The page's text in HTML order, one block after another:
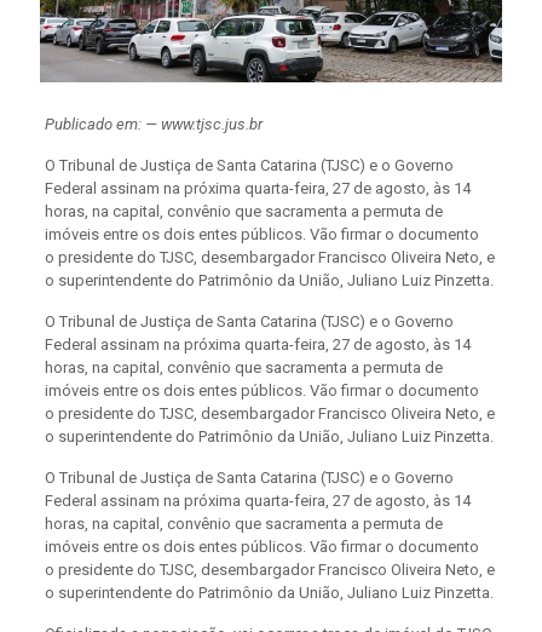
Publicado em: — www.tjsc.jus.br
O Tribunal de Justiça de Santa Catarina (TJSC) e o Governo
Federal assinam na próxima quarta-feira, 27 de agosto, às 14
horas, na capital, convênio que sacramenta a permuta de
imóveis entre os dois entes públicos. Vão firmar o documento
o presidente do TJSC, desembargador Francisco Oliveira Neto, e
o superintendente do Patrimônio da União, Juliano Luiz Pinzetta.
O Tribunal de Justiça de Santa Catarina (TJSC) e o Governo
Federal assinam na próxima quarta-feira, 27 de agosto, às 14
horas, na capital, convênio que sacramenta a permuta de
imóveis entre os dois entes públicos. Vão firmar o documento
o presidente do TJSC, desembargador Francisco Oliveira Neto, e
o superintendente do Patrimônio da União, Juliano Luiz Pinzetta.
O Tribunal de Justiça de Santa Catarina (TJSC) e o Governo
Federal assinam na próxima quarta-feira, 27 de agosto, às 14
horas, na capital, convênio que sacramenta a permuta de
imóveis entre os dois entes públicos. Vão firmar o documento
o presidente do TJSC, desembargador Francisco Oliveira Neto, e
o superintendente do Patrimônio da União, Juliano Luiz Pinzetta.